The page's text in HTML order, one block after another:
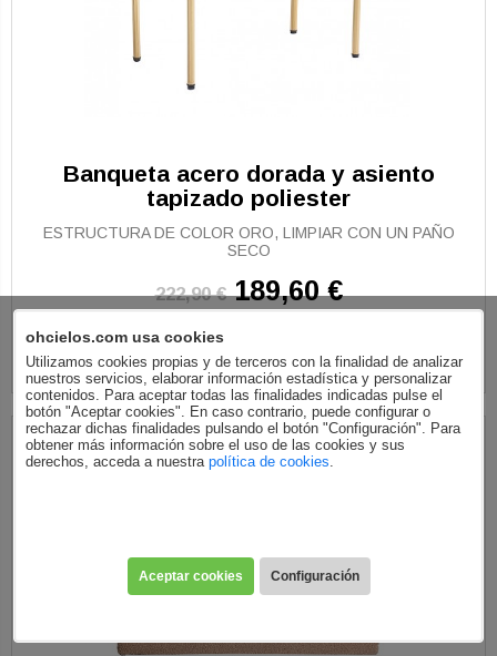
Banqueta acero dorada y asiento
tapizado poliester
ESTRUCTURA DE COLOR ORO, LIMPIAR CON UN PAÑO
SECO
222,90 € 189,60 €
ohcielos.com usa cookies
Utilizamos cookies propias y de terceros con la finalidad de analizar
nuestros servicios, elaborar información estadística y personalizar
contenidos. Para aceptar todas las finalidades indicadas pulse el
botón "Aceptar cookies". En caso contrario, puede configurar o
rechazar dichas finalidades pulsando el botón "Configuración". Para
obtener más información sobre el uso de las cookies y sus
derechos, acceda a nuestra política de cookies.
Aceptar cookies Configuración